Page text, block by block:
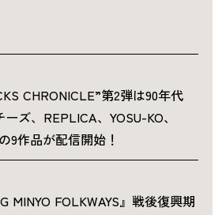
CHRONICLE”第2弾は90年代
ズ、REPLICA、YOSU-KO、
9作品が配信開始！
MINYO FOLKWAYS』戦後復興期